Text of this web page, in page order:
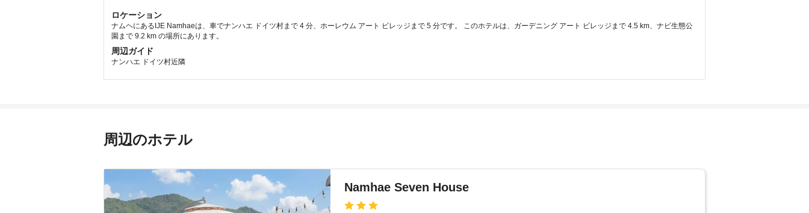
ロケーション
ナムヘにあるIJE Namhaeは、車でナンハエ ドイツ村まで 4 分、ホーレウム アート ビレッジまで 5 分です。 このホテルは、ガーデニング アート ビレッジまで 4.5 km、ナビ生態公
園まで 9.2 km の場所にあります。
周辺ガイド
ナンハエ ドイツ村近隣
周辺のホテル
Namhae Seven House